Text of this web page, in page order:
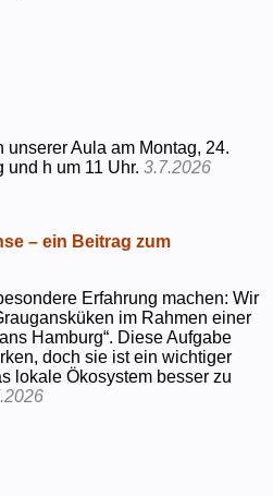
Aula am Montag, 24.
und h um 11 Uhr.3.7.2026
– ein Beitrag zum
Erfahrung machen: Wir
im Rahmen einer
Hamburg“. Diese Aufgabe
doch sie ist ein wichtiger
lokale Ökosystem besser zu